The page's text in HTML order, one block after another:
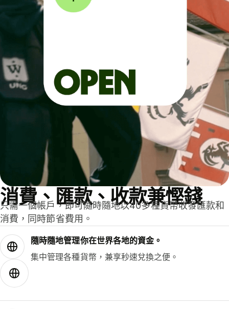
消費、匯款、收款兼慳錢
只需一個帳戶，即可隨時隨地以40多種貨幣收發匯款和
消費，同時節省費用。
隨時隨地管理你在世界各地的資金。
集中管理各種貨幣，兼享秒速兌換之便。